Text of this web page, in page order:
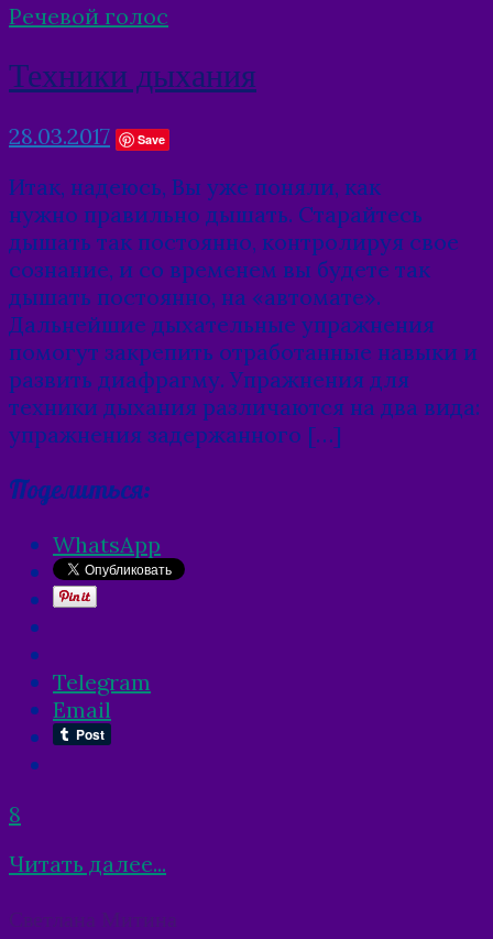
Речевой голос
Техники дыхания
28.03.2017 Save
Итак, надеюсь, Вы уже поняли, как
нужно правильно дышать. Старайтесь
дышать так постоянно, контролируя свое
сознание, и со временем вы будете так
дышать постоянно, на «автомате».
Дальнейшие дыхательные упражнения
помогут закрепить отработанные навыки и
развить диафрагму. Упражнения для
техники дыхания различаются на два вида:
упражнения задержанного […]
Поделиться:
WhatsApp
Telegram
Email
8
Читать далее...